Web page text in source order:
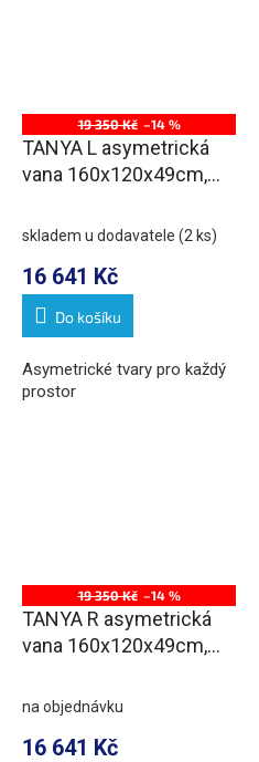
19 350 Kč –14 %
TANYA L asymetrická
vana 160x120x49cm,
skladem u dodavatele (2 ks)
16 641 Kč
Do košíku
Asymetrické tvary pro každý
prostor
19 350 Kč –14 %
TANYA R asymetrická
vana 160x120x49cm,
na objednávku
16 641 Kč